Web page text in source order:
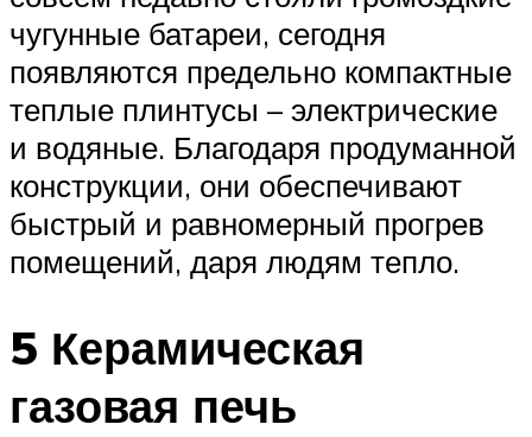
чугунные батареи, сегодня
появляются предельно компактные
теплые плинтусы – электрические
и водяные. Благодаря продуманной
конструкции, они обеспечивают
быстрый и равномерный прогрев
помещений, даря людям тепло.
5 Керамическая
газовая печь